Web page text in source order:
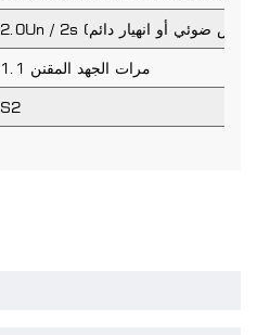
1.1 مرات الجهد المقنن
S2